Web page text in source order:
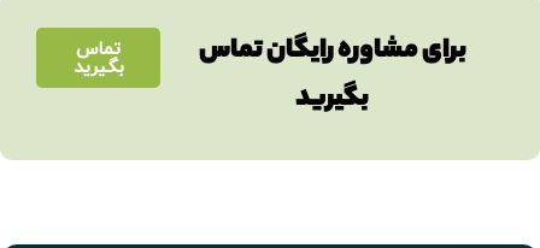
برای مشاوره رایگان تماس
بگیرید
تماس
بگیرید